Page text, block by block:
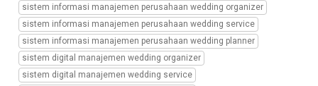
sistem informasi manajemen perusahaan wedding organizer
sistem informasi manajemen perusahaan wedding service
sistem informasi manajemen perusahaan wedding planner
sistem digital manajemen wedding organizer
sistem digital manajemen wedding service
instagram
dibobo,
bisnis
wedding
organizer,
sosial